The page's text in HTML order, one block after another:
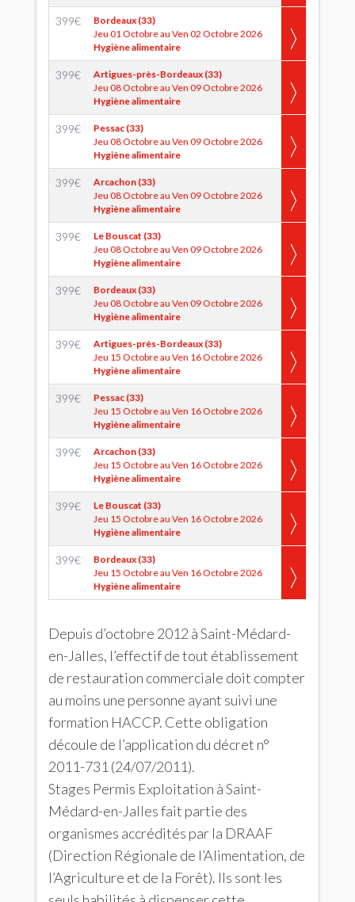
399€
Bordeaux (33)
Jeu 01 Octobre au Ven 02 Octobre 2026
Hygiène alimentaire
399€
Artigues-près-Bordeaux (33)
Jeu 08 Octobre au Ven 09 Octobre 2026
Hygiène alimentaire
399€
Pessac (33)
Jeu 08 Octobre au Ven 09 Octobre 2026
Hygiène alimentaire
399€
Arcachon (33)
Jeu 08 Octobre au Ven 09 Octobre 2026
Hygiène alimentaire
399€
Le Bouscat (33)
Jeu 08 Octobre au Ven 09 Octobre 2026
Hygiène alimentaire
399€
Bordeaux (33)
Jeu 08 Octobre au Ven 09 Octobre 2026
Hygiène alimentaire
399€
Artigues-près-Bordeaux (33)
Jeu 15 Octobre au Ven 16 Octobre 2026
Hygiène alimentaire
399€
Pessac (33)
Jeu 15 Octobre au Ven 16 Octobre 2026
Hygiène alimentaire
399€
Arcachon (33)
Jeu 15 Octobre au Ven 16 Octobre 2026
Hygiène alimentaire
399€
Le Bouscat (33)
Jeu 15 Octobre au Ven 16 Octobre 2026
Hygiène alimentaire
399€
Bordeaux (33)
Jeu 15 Octobre au Ven 16 Octobre 2026
Hygiène alimentaire
Depuis d’octobre 2012 à Saint-Médard-
en-Jalles, l’effectif de tout établissement
de restauration commerciale doit compter
au moins une personne ayant suivi une
formation HACCP. Cette obligation
découle de l’application du décret n°
2011-731 (24/07/2011).
Stages Permis Exploitation à Saint-
Médard-en-Jalles fait partie des
organismes accrédités par la DRAAF
(Direction Régionale de l’Alimentation, de
l’Agriculture et de la Forêt). Ils sont les